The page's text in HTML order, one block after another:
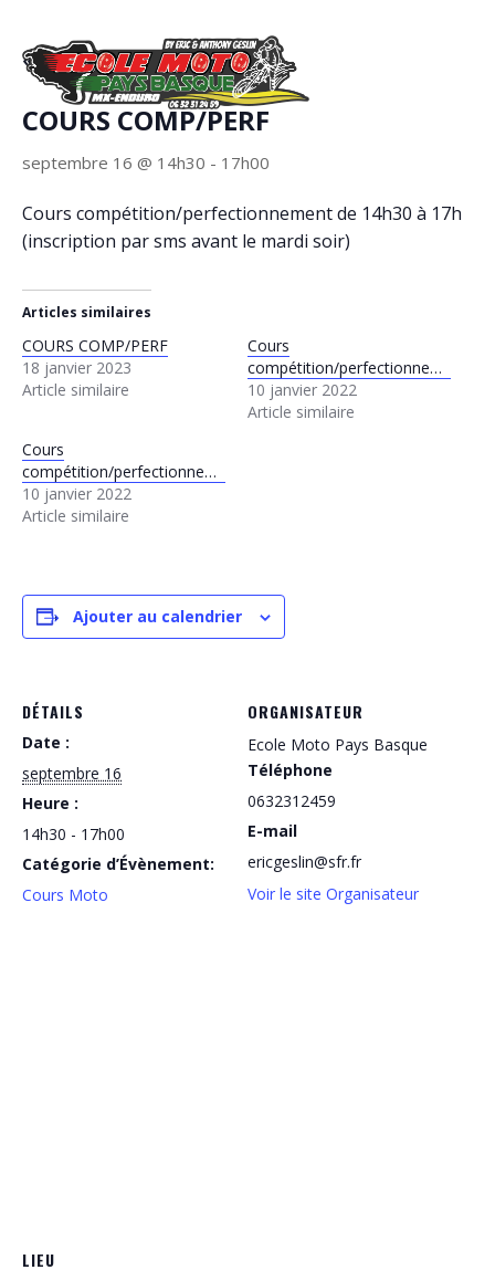
« Tous les Évènements
COURS COMP/PERF
septembre 16 @ 14h30 - 17h00
Cours compétition/perfectionnement de 14h30 à 17h
(inscription par sms avant le mardi soir)
Articles similaires
COURS COMP/PERF
18 janvier 2023
Article similaire
Cours
compétition/perfectionnement
10 janvier 2022
Article similaire
Cours
compétition/perfectionnement
10 janvier 2022
Article similaire
Ajouter au calendrier
DÉTAILS
Date :
septembre 16
Heure :
14h30 - 17h00
Catégorie d’Évènement:
Cours Moto
ORGANISATEUR
Ecole Moto Pays Basque
Téléphone
0632312459
E-mail
ericgeslin@sfr.fr
Voir le site Organisateur
LIEU